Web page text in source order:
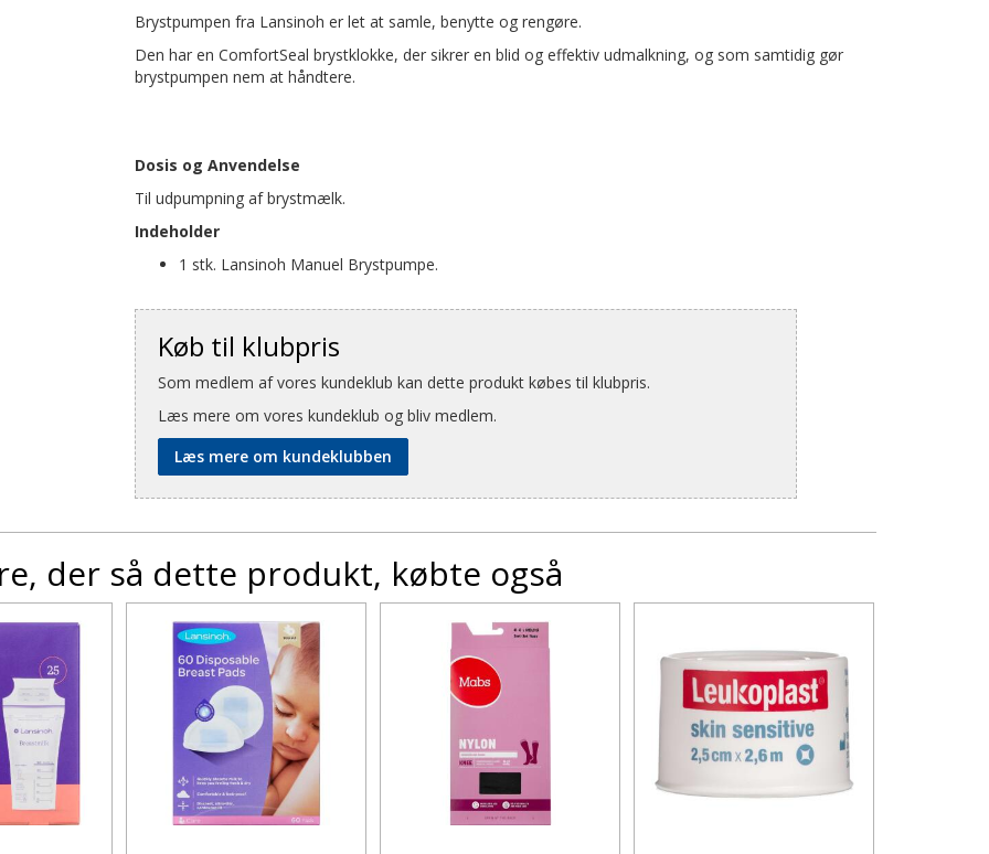
Brystpumpen fra Lansinoh er let at samle, benytte og rengøre.
Den har en ComfortSeal brystklokke, der sikrer en blid og effektiv udmalkning, og som samtidig gør
brystpumpen nem at håndtere.
Dosis og Anvendelse
Til udpumpning af brystmælk.
Indeholder
1 stk. Lansinoh Manuel Brystpumpe.
Køb til klubpris
Som medlem af vores kundeklub kan dette produkt købes til klubpris.
Læs mere om vores kundeklub og bliv medlem.
Læs mere om kundeklubben
der så dette produkt, købte også